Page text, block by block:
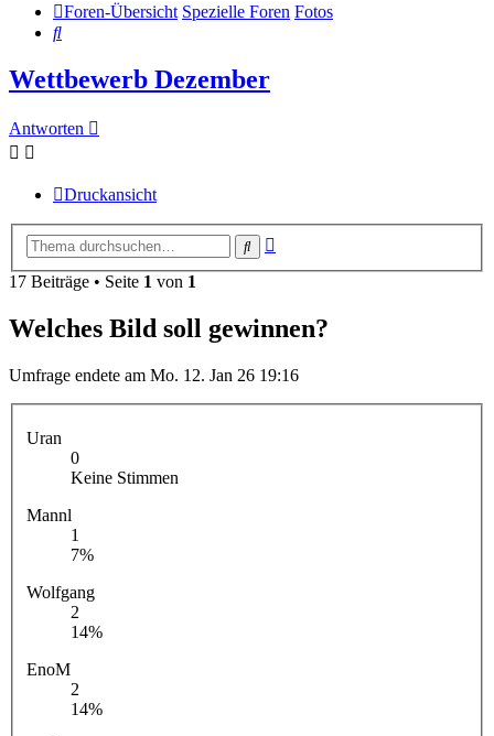
Foren-Übersicht Spezielle Foren Fotos
Suche
Wettbewerb Dezember
Antworten
Druckansicht
Suche
17 Beiträge • Seite 1 von 1
Welches Bild soll gewinnen?
Umfrage endete am Mo. 12. Jan 26 19:16
Uran
0
Keine Stimmen
Mannl
1
7%
Wolfgang
2
14%
EnoM
2
14%